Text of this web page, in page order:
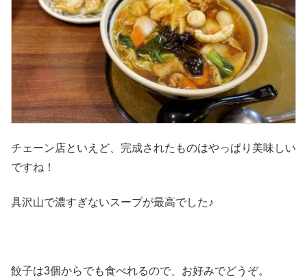
チェーン店といえど、完成されたものはやっぱり美味しい
ですね！
具沢山で濃すぎないスープが最高でした♪
餃子は3個からでも食べれるので、お好みでどうぞ。